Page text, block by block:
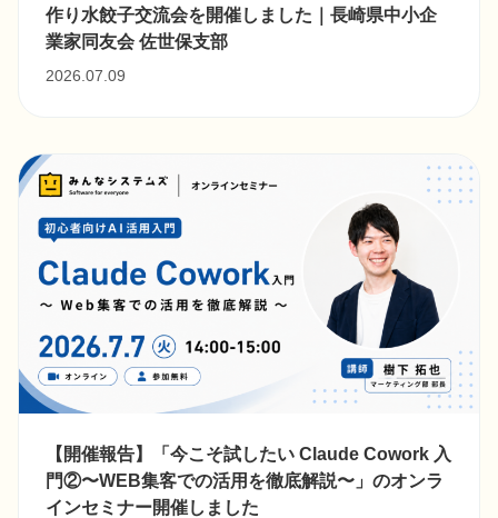
作り水餃子交流会を開催しました｜長崎県中小企
業家同友会 佐世保支部
2026.07.09
【開催報告】「今こそ試したい Claude Cowork 入
門②〜WEB集客での活用を徹底解説〜」のオンラ
インセミナー開催しました